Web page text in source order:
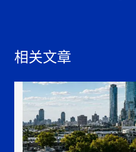
相关文章